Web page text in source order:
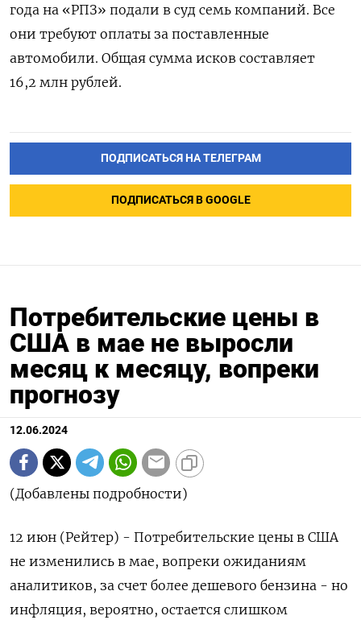
года на «РПЗ» подали в суд семь компаний. Все
они требуют оплаты за поставленные
автомобили. Общая сумма исков составляет
16,2 млн рублей.
ПОДПИСАТЬСЯ НА ТЕЛЕГРАМ
ПОДПИСАТЬСЯ В GOOGLE
Потребительские цены в
США в мае не выросли
месяц к месяцу, вопреки
прогнозу
12.06.2024
(Добавлены подробности)
12 июн (Рейтер) - Потребительские цены в США
не изменились в мае, вопреки ожиданиям
аналитиков, за счет более дешевого бензина - но
инфляция, вероятно, остается слишком